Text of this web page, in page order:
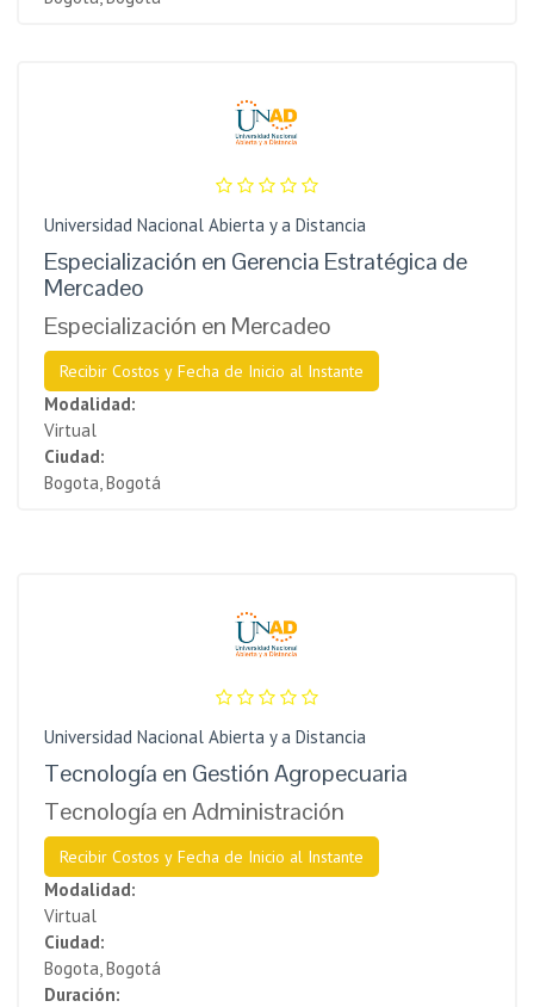
Universidad Nacional Abierta y a Distancia
Especialización en Gerencia Estratégica de
Mercadeo
Especialización en Mercadeo
Recibir Costos y Fecha de Inicio al Instante
Modalidad:
Virtual
Ciudad:
Bogota, Bogotá
Universidad Nacional Abierta y a Distancia
Tecnología en Gestión Agropecuaria
Tecnología en Administración
Recibir Costos y Fecha de Inicio al Instante
Modalidad:
Virtual
Ciudad:
Bogota, Bogotá
Duración: